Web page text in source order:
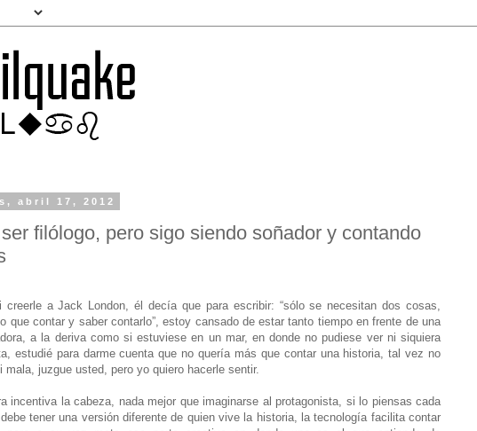
abril 17, 2012
filólogo, pero sigo siendo soñador y contando
creerle a Jack London, él decía que para escribir: “sólo se necesitan dos cosas,
que contar y saber contarlo”, estoy cansado de estar tanto tiempo en frente de una
a la deriva como si estuviese en un mar, en donde no pudiese ver ni siquiera
estudié para darme cuenta que no quería más que contar una historia, tal vez no
mala, juzgue usted, pero yo quiero hacerle sentir.
incentiva la cabeza, nada mejor que imaginarse al protagonista, si lo piensas cada
tener una versión diferente de quien vive la historia, la tecnología facilita contar